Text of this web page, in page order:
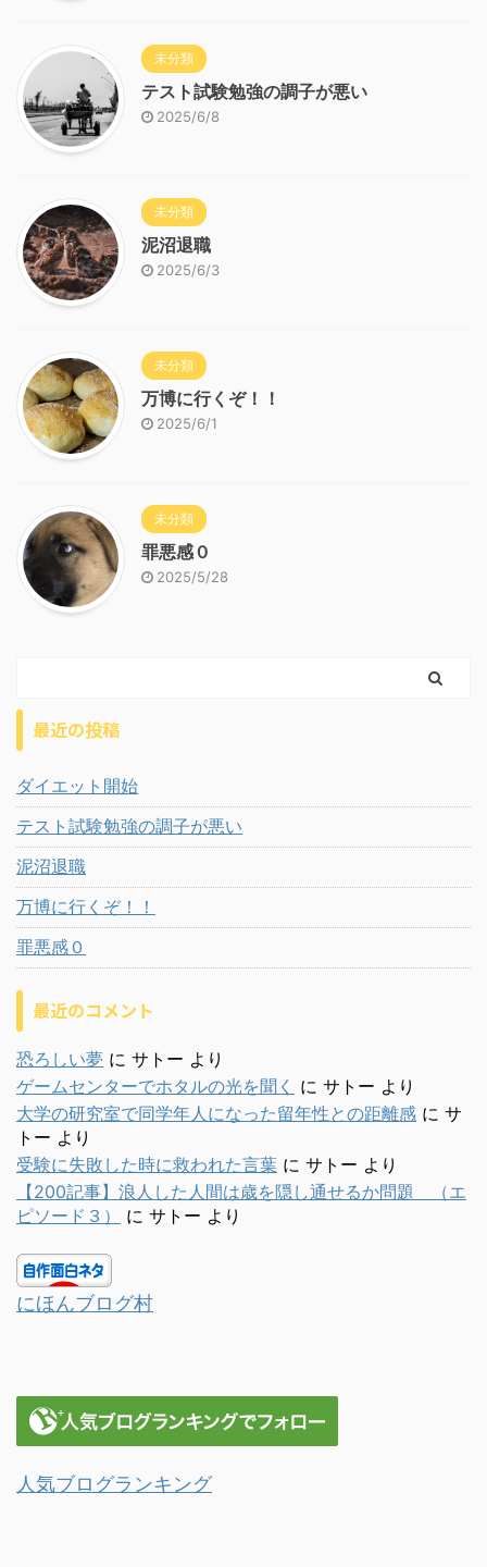
未分類
テスト試験勉強の調子が悪い
2025/6/8
未分類
泥沼退職
2025/6/3
未分類
万博に行くぞ！！
2025/6/1
未分類
罪悪感０
2025/5/28
最近の投稿
ダイエット開始
テスト試験勉強の調子が悪い
泥沼退職
万博に行くぞ！！
罪悪感０
最近のコメント
恐ろしい夢 に サトー より
ゲームセンターでホタルの光を聞く に サトー より
大学の研究室で同学年人になった留年性との距離感 に サ
トー より
受験に失敗した時に救われた言葉 に サトー より
【200記事】浪人した人間は歳を隠し通せるか問題 （エ
ピソード３）
に サトー より
にほんブログ村
人気ブログランキング